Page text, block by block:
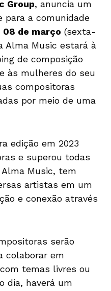
Group, anuncia um
para a comunidade
08 de março (sexta-
Alma Music estará à
de composição
às mulheres do seu
compositoras
por meio de uma
edição em 2023
e superou todas
Music, tem
artistas em um
e conexão através
serão
colaborar em
temas livres ou
dia, haverá um